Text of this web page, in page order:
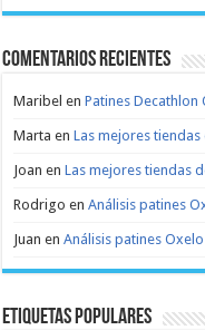
Comentarios recientes
Maribel enPatines Decathlon
Marta enLas mejores
Joan enLas mejores tiendas
Rodrigo enAnálisis patines
Juan enAnálisis patines
Etiquetas populares